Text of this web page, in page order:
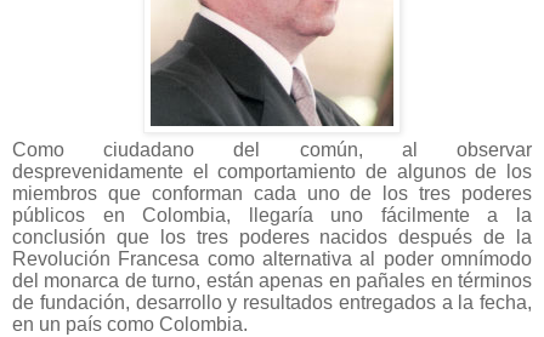
Como ciudadano del común, al observar
desprevenidamente el comportamiento de algunos de los
miembros que conforman cada uno de los tres poderes
públicos en Colombia, llegaría uno fácilmente a la
conclusión que los tres poderes nacidos después de la
Revolución Francesa como alternativa al poder omnímodo
del monarca de turno, están apenas en pañales en términos
de fundación, desarrollo y resultados entregados a la fecha,
en un país como Colombia.